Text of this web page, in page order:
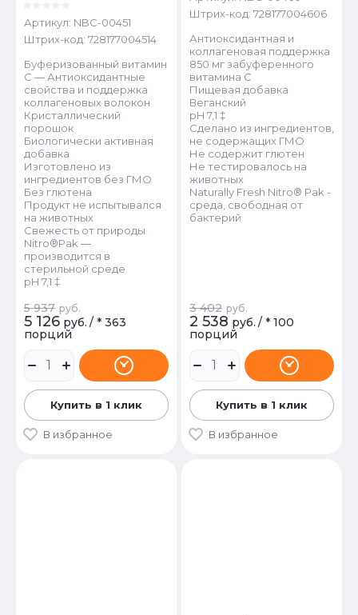
Артикул: NBC-00451
Штрих-код: 728177004514
Буферизованный витамин
C — Антиоксидантные
свойства и поддержка
коллагеновых волокон
Кристаллический
порошок
Биологически активная
добавка
Изготовлено из
ингредиентов без ГМО
Без глютена
Продукт не испытывался
на животных
Свежесть от природы
Nitro®Pak —
производится в
стерильной среде
pH 7,1 ‡
5 937 руб.
5 126 руб. / * 363
порций
Купить в 1 клик
В избранное
Штрих-код: 728177004606
Антиоксидантная и
коллагеновая поддержка
850 мг забуференного
витамина С
Пищевая добавка
Веганский
pH 7,1 ‡
Сделано из ингредиентов,
не содержащих ГМО
Не содержит глютен
Не тестировалось на
животных
Naturally Fresh Nitro® Pak -
среда, свободная от
бактерий
3 402 руб.
2 538 руб. / * 100
порций
Купить в 1 клик
В избранное